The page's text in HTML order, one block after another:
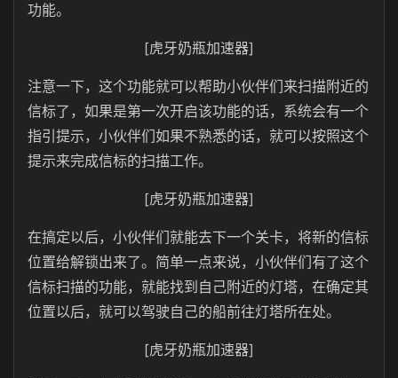
功能。
[虎牙奶瓶加速器]
注意一下，这个功能就可以帮助小伙伴们来扫描附近的
信标了，如果是第一次开启该功能的话，系统会有一个
指引提示，小伙伴们如果不熟悉的话，就可以按照这个
提示来完成信标的扫描工作。
[虎牙奶瓶加速器]
在搞定以后，小伙伴们就能去下一个关卡，将新的信标
位置给解锁出来了。简单一点来说，小伙伴们有了这个
信标扫描的功能，就能找到自己附近的灯塔，在确定其
位置以后，就可以驾驶自己的船前往灯塔所在处。
[虎牙奶瓶加速器]